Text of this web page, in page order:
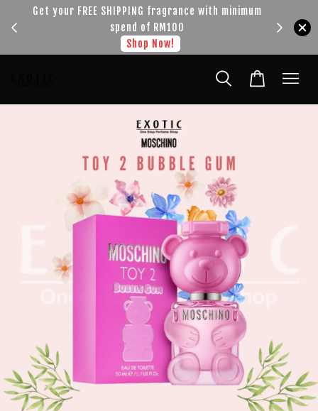
Get your FREE SHIPPING fragrance with minimum
spend of RM100
Shop Now!